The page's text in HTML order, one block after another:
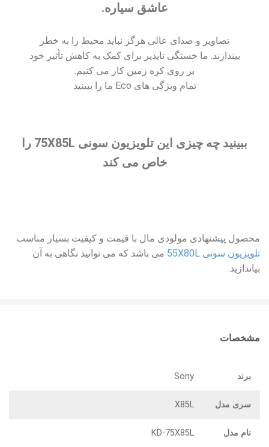
عاشق سیاره.
تصاویر و صدای عالی هرگز نباید محیط را به خطر
بیندازند. ما خستگی ناپذیر برای کمک به کاهش تأثیر خود
بر روی کره زمین کار می کنیم.
تمام ویژگی های Eco ما را ببینید
ببینید چه چیزی این تلویزیون سونی 75X85L را
خاص می کند
محصول پیشنهادی مولودی مال با قیمت و کیفیت بسیار مناسب
تلویزیون سونی 55X80L
می باشد که می توانید نگاهی به آن
بیاندازید.
مشخصات
برند Sony
سری مدل X85L
نام مدل KD-75X85L